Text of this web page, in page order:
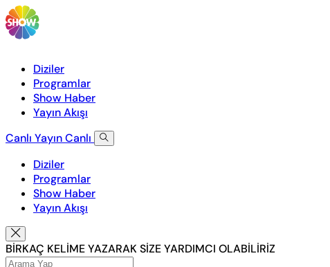
Diziler
Programlar
Show Haber
Yayın Akışı
Canlı YayınCanlı
Diziler
Programlar
Show Haber
Yayın Akışı
BİRKAÇ KELİME YAZARAK SİZE YARDIMCI OLABİLİRİZ